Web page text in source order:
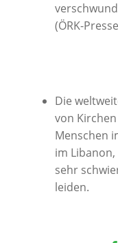
(ÖRK-
Die
von
Menschen
im
sehr
leiden.